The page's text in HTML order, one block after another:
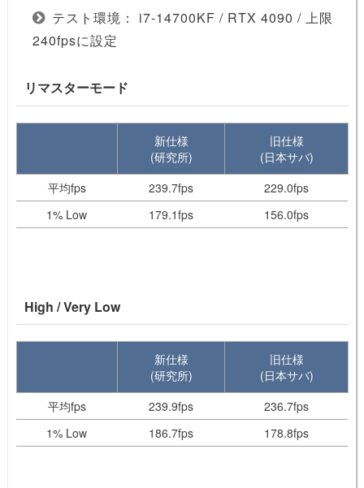
テスト環境： i7-14700KF / RTX 4090 / 上限
240fpsに設定
リマスターモード
新仕様
(研究所)
旧仕様
(日本サバ)
平均fps
239.7fps
229.0fps
1% Low
179.1fps 156.0fps
High / Very Low
新仕様
(研究所)
旧仕様
(日本サバ)
平均fps
239.9fps
236.7fps
1% Low
186.7fps 178.8fps